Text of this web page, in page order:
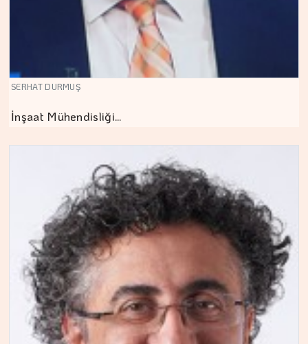
SERHAT DURMUŞ
İnşaat Mühendisliği…